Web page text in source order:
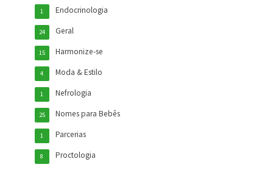
Endocrinologia
1
Geral
24
Harmonize-se
15
Moda & Estilo
4
Nefrologia
1
Nomes para Bebês
25
Parcerias
1
Proctologia
8